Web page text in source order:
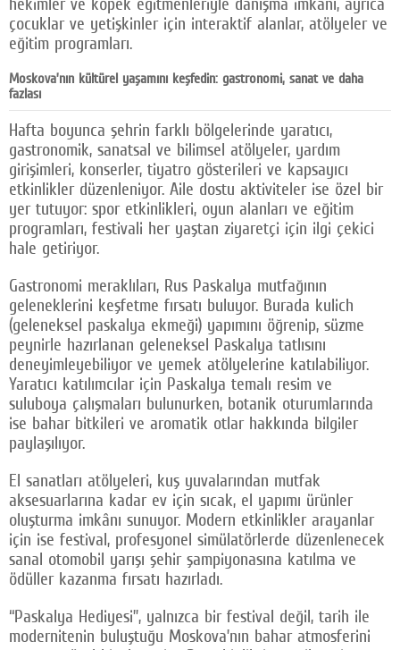
çocuklar ve yetişkinler için interaktif alanlar, atölyeler ve
eğitim programları.
Moskova’nın kültürel yaşamını keşfedin: gastronomi, sanat ve daha
fazlası
Hafta boyunca şehrin farklı bölgelerinde yaratıcı,
gastronomik, sanatsal ve bilimsel atölyeler, yardım
girişimleri, konserler, tiyatro gösterileri ve kapsayıcı
etkinlikler düzenleniyor. Aile dostu aktiviteler ise özel bir
yer tutuyor: spor etkinlikleri, oyun alanları ve eğitim
programları, festivali her yaştan ziyaretçi için ilgi çekici
hale getiriyor.
Gastronomi meraklıları, Rus Paskalya mutfağının
geleneklerini keşfetme fırsatı buluyor. Burada kulich
(geleneksel paskalya ekmeği) yapımını öğrenip, süzme
peynirle hazırlanan geleneksel Paskalya tatlısını
deneyimleyebiliyor ve yemek atölyelerine katılabiliyor.
Yaratıcı katılımcılar için Paskalya temalı resim ve
suluboya çalışmaları bulunurken, botanik oturumlarında
ise bahar bitkileri ve aromatik otlar hakkında bilgiler
paylaşılıyor.
El sanatları atölyeleri, kuş yuvalarından mutfak
aksesuarlarına kadar ev için sıcak, el yapımı ürünler
oluşturma imkânı sunuyor. Modern etkinlikler arayanlar
için ise festival, profesyonel simülatörlerde düzenlenecek
sanal otomobil yarışı şehir şampiyonasına katılma ve
ödüller kazanma fırsatı hazırladı.
“Paskalya Hediyesi”, yalnızca bir festival değil, tarih ile
modernitenin buluştuğu Moskova’nın bahar atmosferini